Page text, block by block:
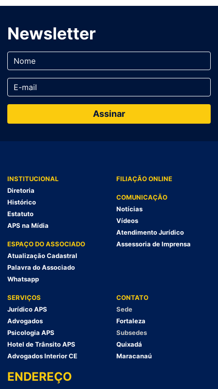
Newsletter
INSTITUCIONAL
Diretoria
Histórico
Estatuto
APS na Mídia
ESPAÇO DO ASSOCIADO
Atualização Cadastral
Palavra do Associado
Whatsapp
FILIAÇÃO ONLINE
COMUNICAÇÃO
Notícias
Vídeos
Atendimento Jurídico
Assessoria de Imprensa
SERVIÇOS
Jurídico APS
Advogados
Psicologia APS
Hotel de Trânsito APS
Advogados Interior CE
CONTATO
Sede
Fortaleza
Subsedes
Quixadá
Maracanaú
ENDEREÇO